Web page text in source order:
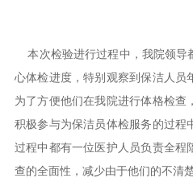
本次检验进行过程中，我院领导
心体检进度，特别观察到保洁人员
为了方便他们在我院进行体格检查
积极参与为保洁员体检服务的过程
过程中都有一位医护人员负责全程
查的全面性，减少由于他们的不清